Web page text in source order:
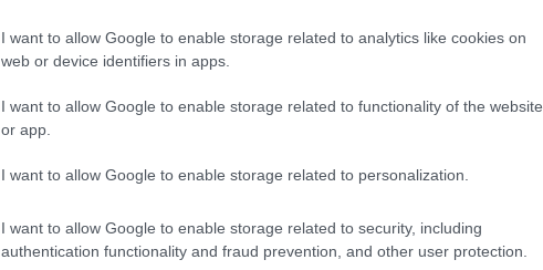
I want to allow Google to enable storage related to analytics like cookies on
web or device identifiers in apps.
I want to allow Google to enable storage related to functionality of the website
or app.
I want to allow Google to enable storage related to personalization.
I want to allow Google to enable storage related to security, including
authentication functionality and fraud prevention, and other user protection.